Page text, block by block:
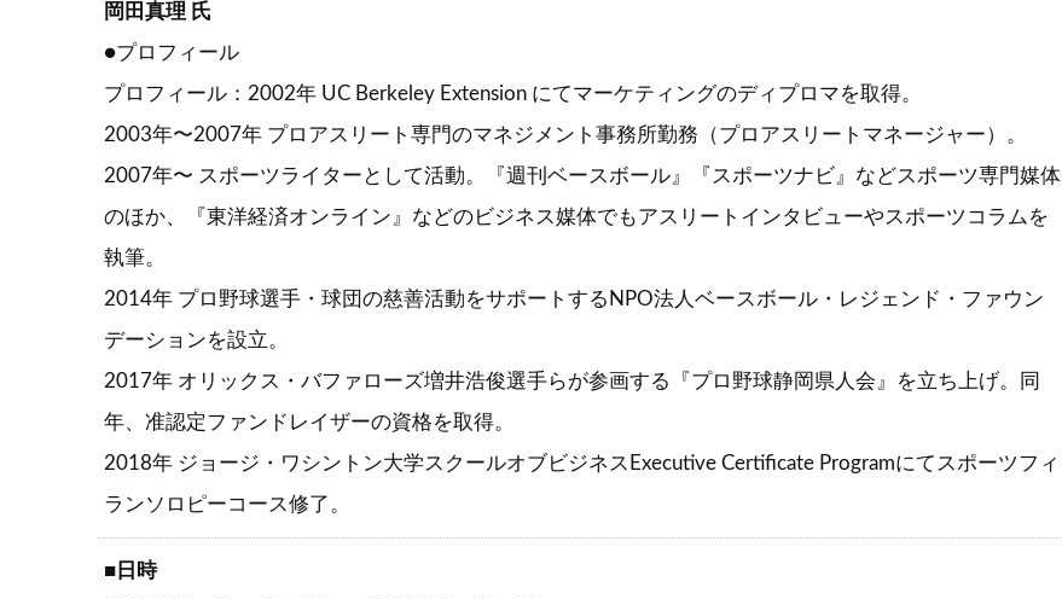
岡田真理 氏
●プロフィール
プロフィール：2002年 UC Berkeley Extension にてマーケティングのディプロマを取得。
2003年〜2007年 プロアスリート専門のマネジメント事務所勤務（プロアスリートマネージャー）。
2007年〜 スポーツライターとして活動。『週刊ベースボール』『スポーツナビ』などスポーツ専門媒体
のほか、『東洋経済オンライン』などのビジネス媒体でもアスリートインタビューやスポーツコラムを
執筆。
2014年 プロ野球選手・球団の慈善活動をサポートするNPO法人ベースボール・レジェンド・ファウン
デーションを設立。
2017年 オリックス・バファローズ増井浩俊選手らが参画する『プロ野球静岡県人会』を立ち上げ。同
年、准認定ファンドレイザーの資格を取得。
2018年 ジョージ・ワシントン大学スクールオブビジネスExecutive Certificate Programにてスポーツフィ
ランソロピーコース修了。
■日時